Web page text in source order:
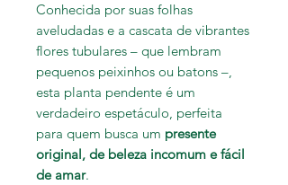
Conhecida por suas folhas
aveludadas e a cascata de vibrantes
flores tubulares – que lembram
pequenos peixinhos ou batons –,
esta planta pendente é um
verdadeiro espetáculo, perfeita
para quem busca um presente
original, de beleza incomum e fácil
de amar.